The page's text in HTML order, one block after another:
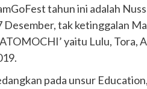
tahun ini adalah
Desember, tak ketinggalan
yaitu Lulu, Tora,
pada unsur